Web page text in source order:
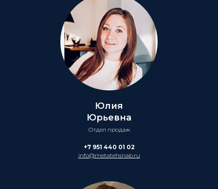
Юлия
Юрьевна
Отдел продаж
+7 951 440 01 02
info@metatehsnab.ru